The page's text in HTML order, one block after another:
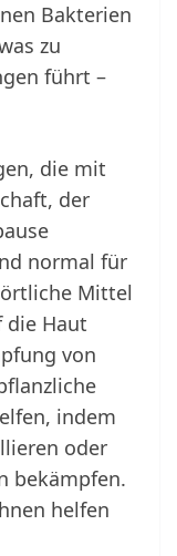
Bakterien
zu
führt –
die mit
der
normal für
Mittel
die Haut
von
indem
oder
bekämpfen.
helfen